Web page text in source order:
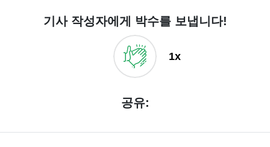
기사 작성자에게 박수를 보냅니다!
1x
공유: